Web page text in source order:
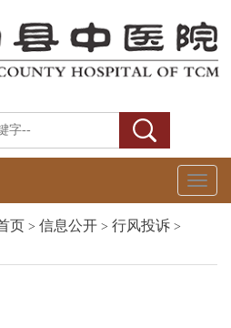
Toggle
页 > 信息公开 > 行风投诉 >